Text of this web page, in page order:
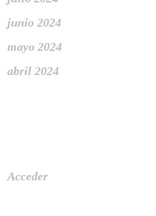
junio 2024
mayo 2024
abril 2024
Acceder